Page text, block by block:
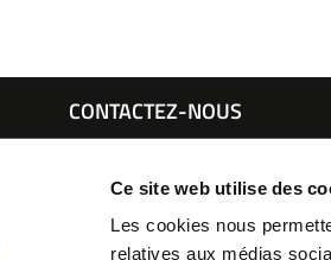
Ce site web utilise des
Les cookies nous
relatives aux médias
CONTACTEZ-NOUS
Par e-mail :Cliquez ici
05 63 42